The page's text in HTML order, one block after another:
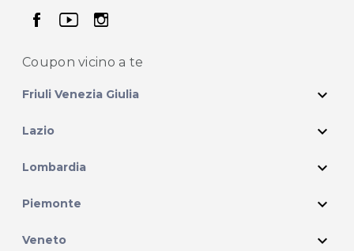
seguici su facebook
seguici su youtube
seguici su instagram
Coupon vicino a te
Friuli Venezia Giulia expand_more
Lazio expand_more
Lombardia expand_more
Piemonte expand_more
Veneto expand_more